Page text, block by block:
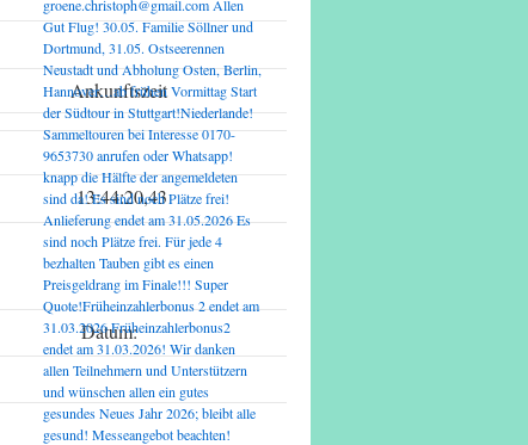
Ankunftszeit
13:44:20,43
Datum:
groene.christoph@gmail.com Allen
Gut Flug! 30.05. Familie Söllner und
Dortmund, 31.05. Ostseerennen
Neustadt und Abholung Osten, Berlin,
Hannover…ab frühen Vormittag Start
der Südtour in Stuttgart!Niederlande!
Sammeltouren bei Interesse 0170-
9653730 anrufen oder Whatsapp!
knapp die Hälfte der angemeldeten
sind da! Es sind noch Plätze frei!
Anlieferung endet am 31.05.2026 Es
sind noch Plätze frei. Für jede 4
bezhalten Tauben gibt es einen
Preisgeldrang im Finale!!! Super
Quote!Früheinzahlerbonus 2 endet am
31.03.2026 Früheinzahlerbonus2
endet am 31.03.2026! Wir danken
allen Teilnehmern und Unterstützern
und wünschen allen ein gutes
gesundes Neues Jahr 2026; bleibt alle
gesund! Messeangebot beachten!